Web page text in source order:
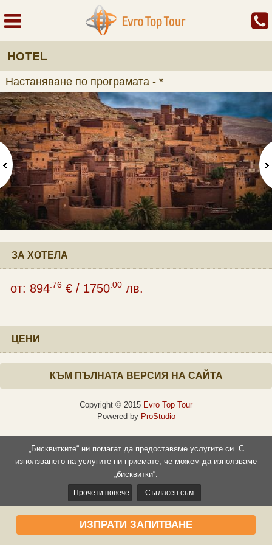
HOTEL
Настаняване по програмата - *
ЗА ХОТЕЛА
от: 894 .76 € / 1750 .00 лв.
ЦЕНИ
ИЗПРАТИ ЗАПИТВАНЕ
КЪМ ПЪЛНАТА ВЕРСИЯ НА САЙТА
Copyright © 2015 Evro Top Tour
Powered by ProStudio
„Бисквитките“ ни помагат да предоставяме услугите си. С
използването на услугите ни приемате, че можем да използваме
„бисквитки“.
Прочети повече Съгласен съм